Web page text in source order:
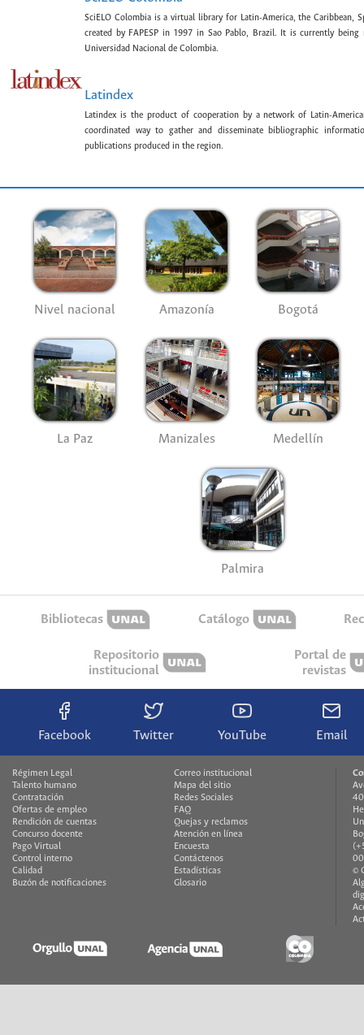
SciELO Colombia is a virtual library for Latin-America, the Caribbean,
created by FAPESP in 1997 in Sao Pablo, Brazil. It is currently being
Universidad Nacional de Colombia.
Latindex
Latindex is the product of cooperation by a network of Latin-
coordinated way to gather and disseminate bibliographic
publications produced in the region.
Nivel nacional Amazonía Bogotá
La Paz Manizales Medellín
Palmira
Bibliotecas Catálogo
Repositorio
institucional
Portal de
revistas
Facebook Twitter YouTube Email
Régimen Legal
Talento humano
Contratación
Ofertas de empleo
Rendición de cuentas
Concurso docente
Pago Virtual
Control interno
Calidad
Buzón de notificaciones
Correo institucional
Mapa del sitio
Redes Sociales
FAQ
Quejas y reclamos
Atención en línea
Encuesta
Contáctenos
Estadísticas
Glosario
©